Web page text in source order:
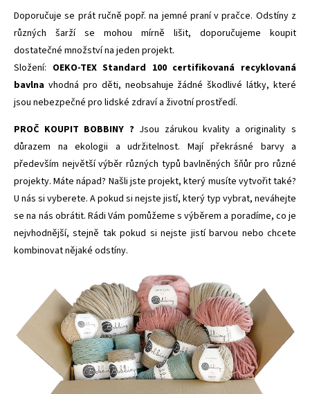
Doporučuje se prát ručně popř. na jemné praní v pračce. Odstíny z
různých šarží se mohou mírně lišit, doporučujeme koupit
dostatečné množství na jeden projekt.
Složení: OEKO-TEX Standard 100 certifikovaná recyklovaná
bavlna vhodná pro děti, neobsahuje žádné škodlivé látky, které
jsou nebezpečné pro lidské zdraví a životní prostředí.
PROČ KOUPIT BOBBINY ? Jsou zárukou kvality a originality s
důrazem na ekologii a udržitelnost. Mají překrásné barvy a
především největší výběr různých typů bavlněných šňůr pro různé
projekty. Máte nápad? Našli jste projekt, který musíte vytvořit také?
U nás si vyberete. A pokud si nejste jistí, který typ vybrat, neváhejte
se na nás obrátit. Rádi Vám pomůžeme s výběrem a poradíme, co je
nejvhodnější, stejně tak pokud si nejste jistí barvou nebo chcete
kombinovat nějaké odstíny.